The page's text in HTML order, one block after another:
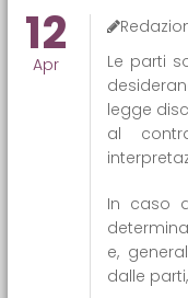
12
Apr
Le parti
legge
al
In caso
e,
dalle